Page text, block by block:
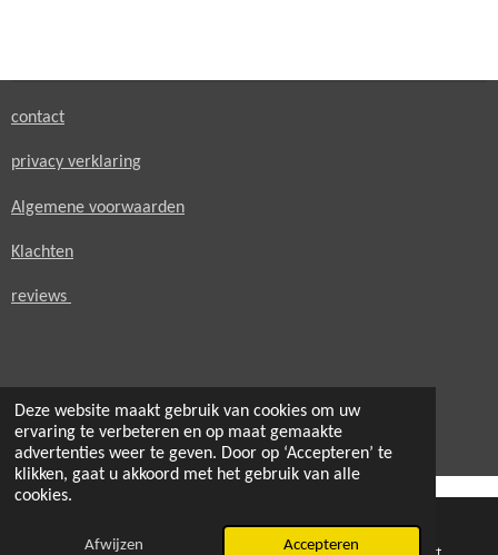
Deze website maakt gebruik van cookies om uw
ervaring te verbeteren en op maat gemaakte
advertenties weer te geven. Door op ‘Accepteren’ te
klikken, gaat u akkoord met het gebruik van alle
cookies.
Afwijzen Accepteren
contact
privacy verklaring
Algemene voorwaarden
Klachten
reviews
© 2021 - 2026 secondheaven.nl
Powered byJouwWeb